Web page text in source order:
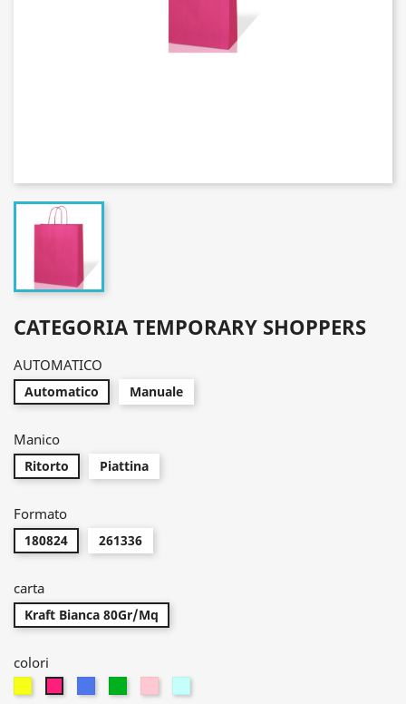
CATEGORIA TEMPORARY SHOPPERS
AUTOMATICO
Automatico Manuale
Manico
Ritorto Piattina
Formato
180824 261336
carta
Kraft Bianca 80Gr/Mq
colori